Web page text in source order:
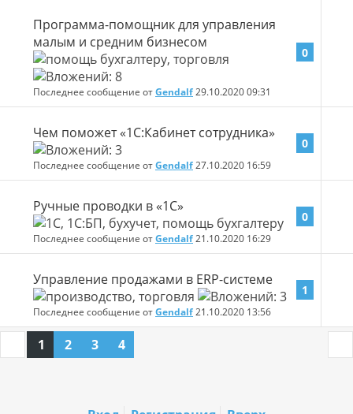
Программа-помощник для управления
малым и средним бизнесом
Последнее сообщение отGendalf29.10.202009:31
0
Чем поможет «1С:Кабинет сотрудника»
Последнее сообщение отGendalf27.10.2020 16:59
0
Ручные проводки в «1С»
Последнее сообщение отGendalf21.10.2020 16:29
0
Управление продажами в ERP-системе
Последнее сообщение отGendalf21.10.2020 13:56
1
1 2 3 4